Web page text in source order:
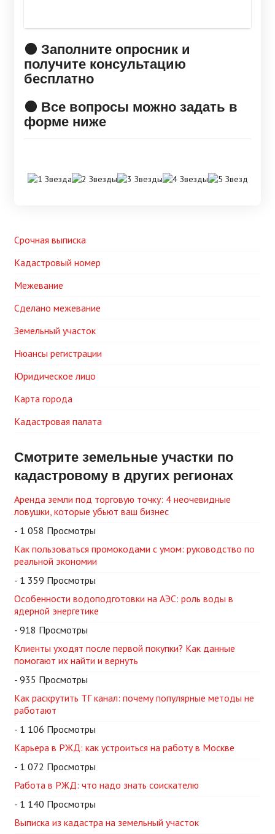
🟠 Заполните опросник и
получите консультацию
бесплатно
🟠 Все вопросы можно задать в
форме ниже
Срочная выписка
Кадастровый номер
Межевание
Сделано межевание
Земельный участок
Нюансы регистрации
Юридическое лицо
Карта города
Кадастровая палата
Смотрите земельные участки по
кадастровому в других регионах
Аренда земли под торговую точку: 4 неочевидные
ловушки, которые убьют ваш бизнес
- 1 058 Просмотры
Как пользоваться промокодами с умом: руководство по
реальной экономии
- 1 359 Просмотры
Особенности водоподготовки на АЭС: роль воды в
ядерной энергетике
- 918 Просмотры
Клиенты уходят после первой покупки? Как данные
помогают их найти и вернуть
- 935 Просмотры
Как раскрутить ТГ канал: почему популярные методы не
работают
- 1 106 Просмотры
Карьера в РЖД: как устроиться на работу в Москве
- 1 072 Просмотры
Работа в РЖД: что надо знать соискателю
- 1 140 Просмотры
Выписка из кадастра на земельный участок